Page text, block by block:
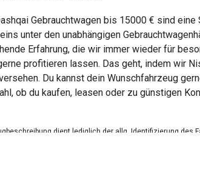
Gebrauchtwagen bis 15000 € sind
unter den unabhängigen
Erfahrung, die wir immer wieder für
profitieren lassen. Das geht, indem wir
Du kannst dein Wunschfahrzeug
ob du kaufen, leasen oder zu günstigen
dient lediglich der allg. Identifizierung